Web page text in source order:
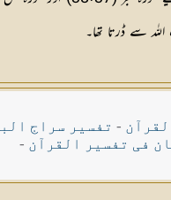
سے ڈرتا تھا۔
- تفسیر سراج
فی تفسیر القرآن -